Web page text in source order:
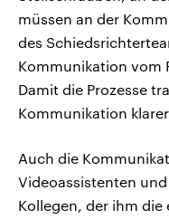
müssen an der
des
Kommunikation vom
Damit die Prozesse
Kommunikation
Auch die
Videoassistenten
Kollegen, der ihm